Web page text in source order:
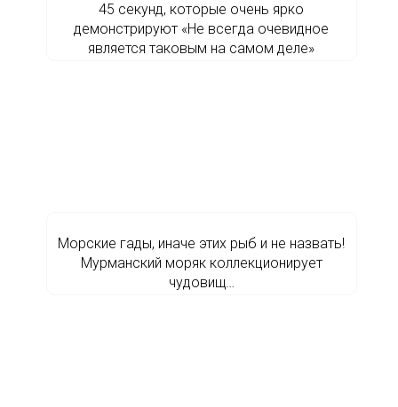
45 секунд, которые очень ярко
демонстрируют «Не всегда очевидное
является таковым на самом деле»
Морские гады, иначе этих рыб и не назвать!
Мурманский моряк коллекционирует
чудовищ…